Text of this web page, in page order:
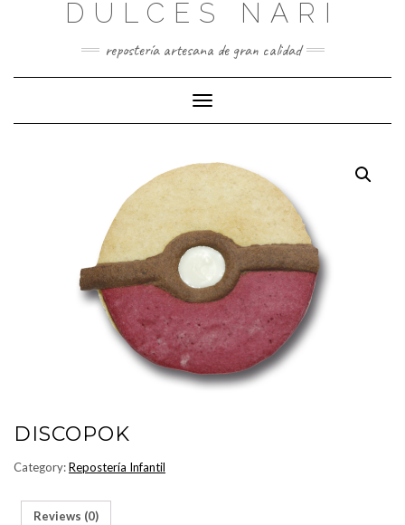
DULCES NARI
repostería artesana de gran calidad
Cambiar
modo
DISCOPOK
Category:Repostería Infantil
Reviews (0)